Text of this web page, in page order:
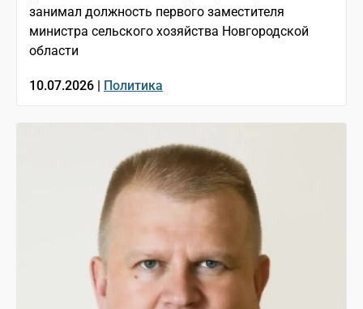
занимал должность первого заместителя
министра сельского хозяйства Новгородской
области
10.07.2026 | Политика